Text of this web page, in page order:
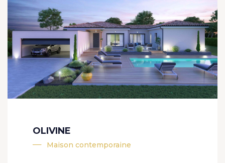
OLIVINE
Maison contemporaine